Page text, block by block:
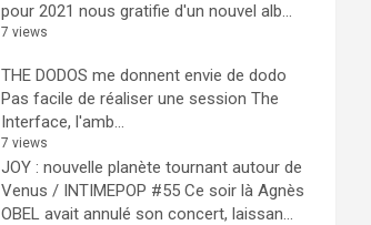
pour 2021 nous gratifie d'un nouvel alb...
7 views
THE DODOS me donnent envie de dodo
Pas facile de réaliser une session The
Interface, l'amb...
7 views
JOY : nouvelle planète tournant autour de
Venus / INTIMEPOP #55 Ce soir là Agnès
OBEL avait annulé son concert, laissan...